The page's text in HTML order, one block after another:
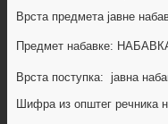
Врста предмета јавне
Предмет набавке:
Врста поступка: јавна
Шифра из општег речника